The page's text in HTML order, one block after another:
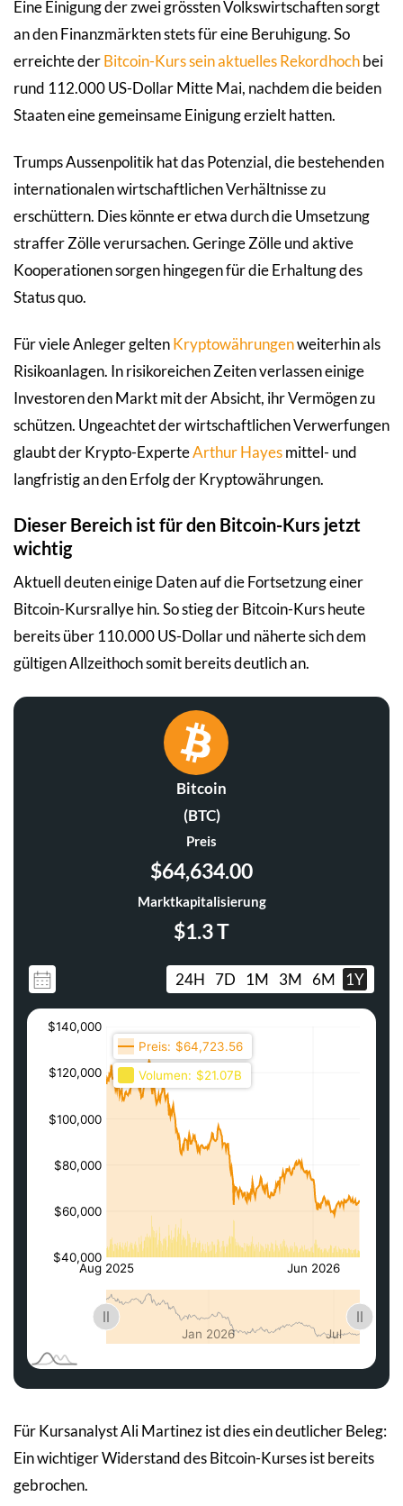
Eine Einigung der zwei grössten Volkswirtschaften sorgt
an den Finanzmärkten stets für eine Beruhigung. So
erreichte derBitcoin-Kurs sein aktuelles Rekordhochbei
rund 112.000 US-Dollar Mitte Mai, nachdem die beiden
Staaten eine gemeinsame Einigung erzielt hatten.
Trumps Aussenpolitik hat das Potenzial, die bestehenden
internationalen wirtschaftlichen Verhältnisse zu
erschüttern. Dies könnte er etwa durch die Umsetzung
straffer Zölle verursachen. Geringe Zölle und aktive
Kooperationen sorgen hingegen für die Erhaltung des
Status quo.
Für viele Anleger geltenKryptowährungenweiterhin als
Risikoanlagen. In risikoreichen Zeiten verlassen einige
Investoren den Markt mit der Absicht, ihr Vermögen zu
schützen. Ungeachtet der wirtschaftlichen Verwerfungen
glaubt der Krypto-ExperteArthur Hayesmittel- und
langfristig an den Erfolg der Kryptowährungen.
Dieser Bereich ist für den Bitcoin-Kurs jetzt
wichtig
Aktuell deuten einige Daten auf die Fortsetzung einer
Bitcoin-Kursrallye hin. So stieg der Bitcoin-Kurs heute
bereits über 110.000 US-Dollar und näherte sich dem
gültigen Allzeithoch somit bereits deutlich an.
Bitcoin
(BTC)
Preis
$64,634.00
Marktkapitalisierung
$1.3 T
24H 7D 1M 3M 6M 1Y
Für Kursanalyst Ali Martinez ist dies ein deutlicher Beleg:
Ein wichtiger Widerstand des Bitcoin-Kurses ist bereits
gebrochen.